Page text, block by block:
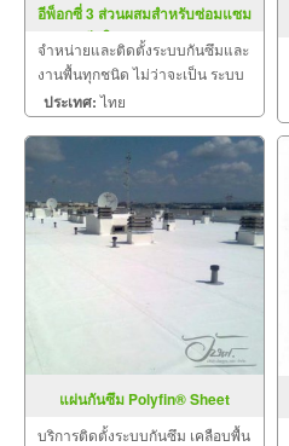
อีพ็อกซี่ 3 ส่วนผสมสำหรับซ่อมแซม
คอนกรีตในแนวราบ EPOMOR
2005
จำหน่ายและติดตั้งระบบกันซึมและ
งานพื้นทุกชนิด ไม่ว่าจะเป็น ระบบ
งานกันซึม ระบบงานติดตั้งพื้น งาน
ป้องกันไฟลาม งานเคลือบปกป้อง
พื้นผิว งานเคลือบสารสะท้อนความ
ประเทศ:ไทย
แผ่นกันซึม Polyfin® Sheet
Membrane
บริการติดตั้งระบบกันซึม เคลือบพื้น